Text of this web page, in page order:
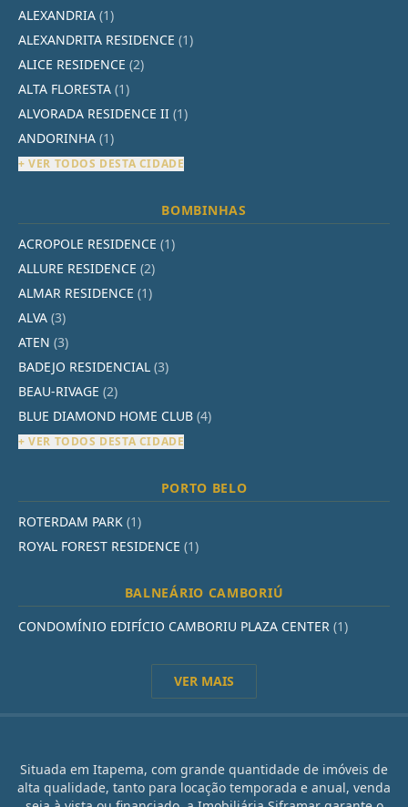
ALEXANDRIA (1)
ALEXANDRITA RESIDENCE (1)
ALICE RESIDENCE (2)
ALTA FLORESTA (1)
ALVORADA RESIDENCE II (1)
ANDORINHA (1)
+ VER TODOS DESTA CIDADE
BOMBINHAS
ACROPOLE RESIDENCE (1)
ALLURE RESIDENCE (2)
ALMAR RESIDENCE (1)
ALVA (3)
ATEN (3)
BADEJO RESIDENCIAL (3)
BEAU-RIVAGE (2)
BLUE DIAMOND HOME CLUB (4)
+ VER TODOS DESTA CIDADE
PORTO BELO
ROTERDAM PARK (1)
ROYAL FOREST RESIDENCE (1)
BALNEÁRIO CAMBORIÚ
CONDOMÍNIO EDIFÍCIO CAMBORIU PLAZA CENTER (1)
VER MAIS
Situada em Itapema, com grande quantidade de imóveis de
alta qualidade, tanto para locação temporada e anual, venda